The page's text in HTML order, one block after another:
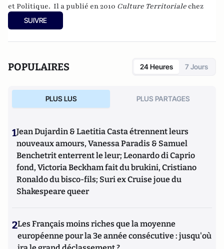
et Politique. Il a publié en 2010 Culture Territoriale chez
Gualino Editeur,
politiques, chez Gualino, septembre 2014
SUIVRE
POPULAIRES 24 Heures 7 Jours
PLUS LUS PLUS PARTAGES
1Jean Dujardin & Laetitia Casta étrennent leurs
nouveaux amours, Vanessa Paradis & Samuel
Benchetrit enterrent le leur; Leonardo di Caprio
fond, Victoria Beckham fait du brukini, Cristiano
Ronaldo du bisco-fils; Suri ex Cruise joue du
Shakespeare queer
2Les Français moins riches que la moyenne
européenne pour la 3e année consécutive : jusqu'où